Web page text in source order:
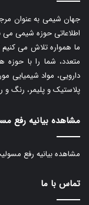
جهان شیمی به عنوان
اطلاعاتی حوزه شیمی می
ما همواره تلاش می
متعدد، شما را با
دارویی، مواد شیمیایی
پلاستیک و پلیمر، رنگ و
مشاهده بیانیه رفع
مشاهده بیانیه رفع
تماس با ما